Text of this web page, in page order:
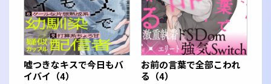
嘘つきなキスで今日もバ
イバイ（4）
お前の言葉で全部こわれ
る（4）